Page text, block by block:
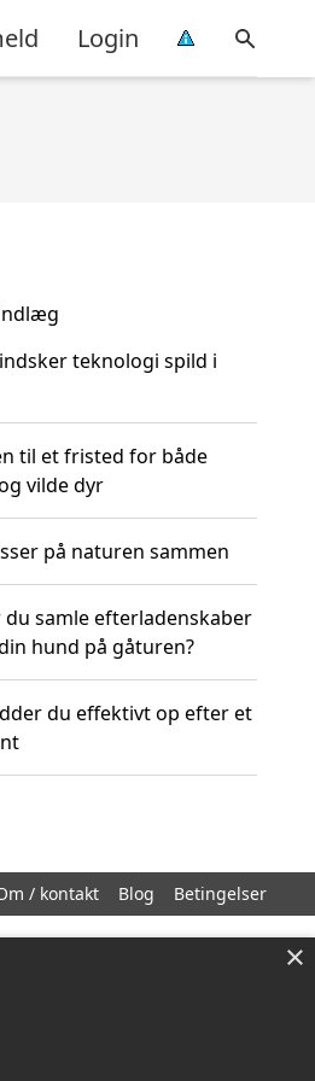
Login
teknologi spild i
til et fristed for både
vilde dyr
på naturen sammen
samle efterladenskaber
hund på gåturen?
du effektivt op efter et
/ kontakt Blog Betingelser
×